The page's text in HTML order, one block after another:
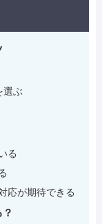
選ぶ
る
応が期待できる